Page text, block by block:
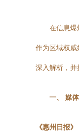
在信息爆
作为区域权
深入解析，并
一、 媒
《惠州日报》